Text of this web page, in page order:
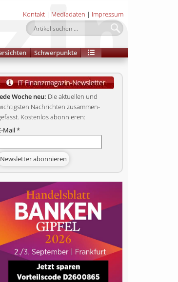
Kontakt | Mediadaten | Impressum
Schwerpunkte
Woche neu: Die aktuellen und
Nachrichten zusammen­
Kostenlos abonnieren:
Mail*